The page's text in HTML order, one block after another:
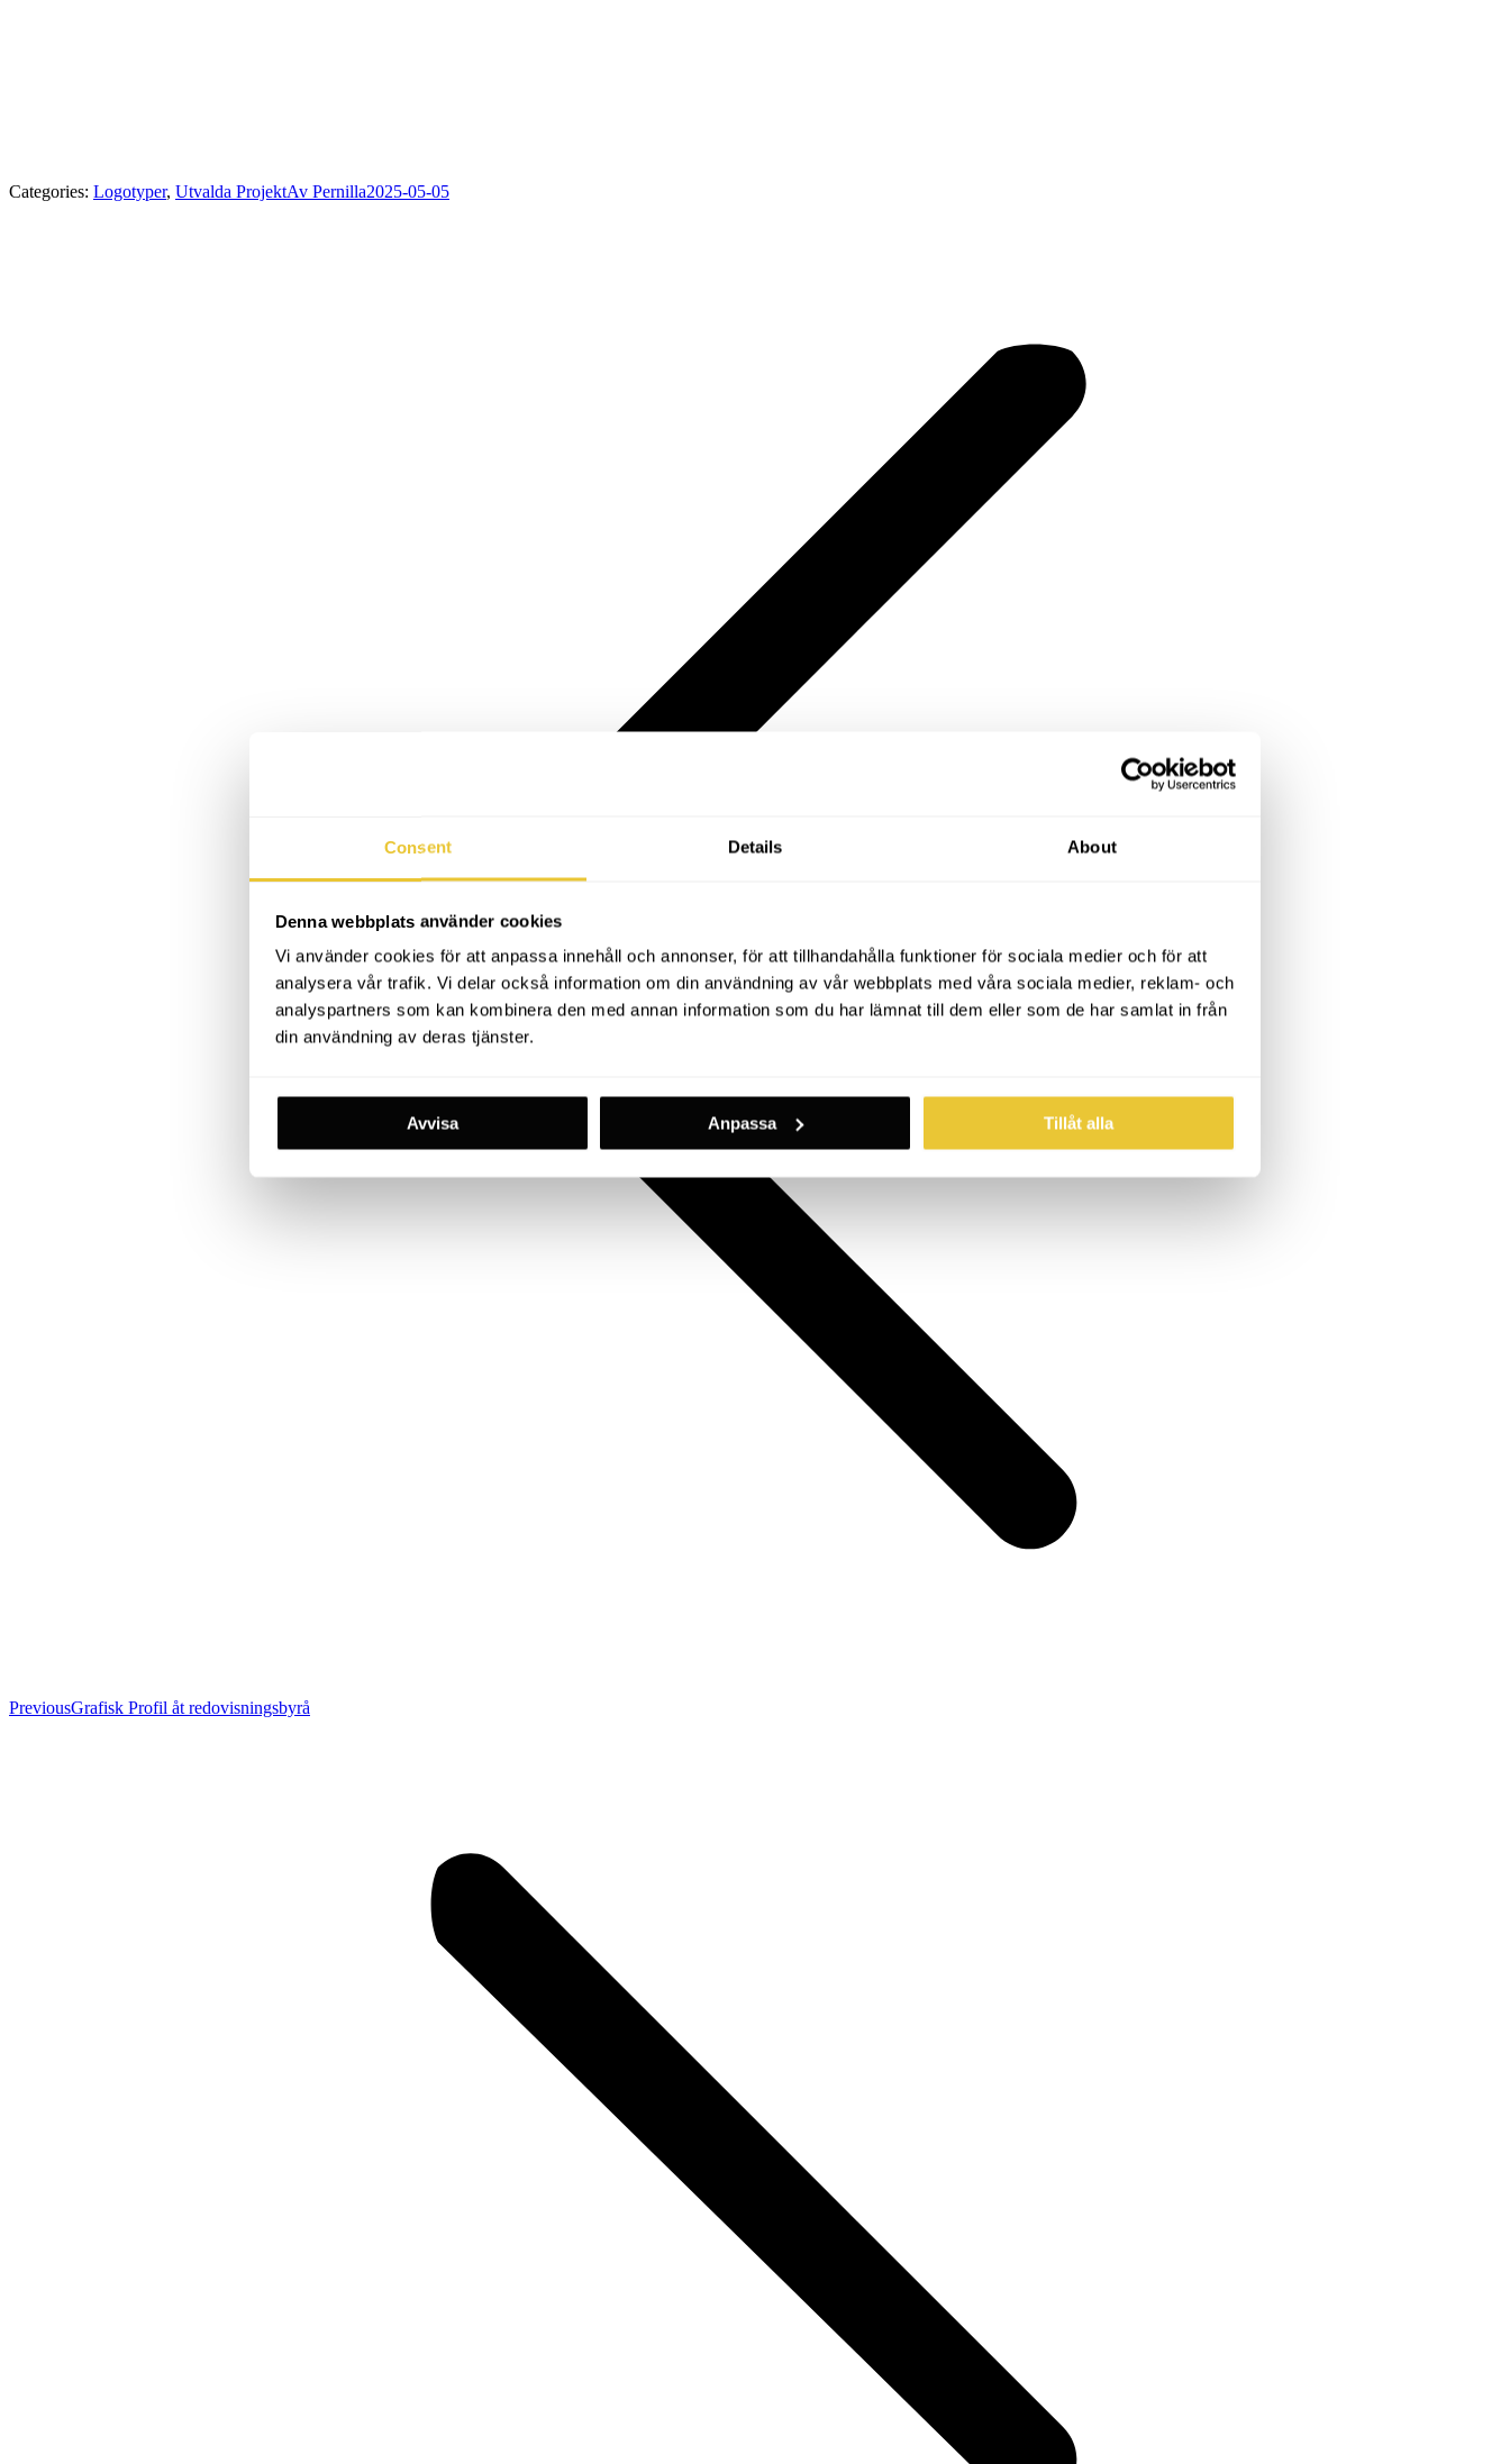
Consent Details About
Denna webbplats använder cookies
Vi använder cookies för att anpassa innehåll och annonser, för att tillhandahålla funktioner för sociala medier och för att
analysera vår trafik. Vi delar också information om din användning av vår webbplats med våra sociala medier, reklam- och
analyspartners som kan kombinera den med annan information som du har lämnat till dem eller som de har samlat in från
din användning av deras tjänster.
Avvisa Anpassa Tillåt alla
Categories: Logotyper, Utvalda ProjektAv Pernilla2025-05-05
PreviousPrevious
Grafisk Profil åt redovisningsbyrå